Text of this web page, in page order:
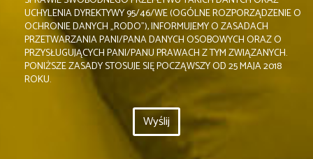
UCHYLENIA DYREKTYWY 95/46/WE (OGÓLNE ROZPORZĄDZENIE O
OCHRONIE DANYCH „RODO”), INFORMUJEMY O ZASADACH
PRZETWARZANIA PANI/PANA DANYCH OSOBOWYCH ORAZ O
PRZYSŁUGUJĄCYCH PANI/PANU PRAWACH Z TYM ZWIĄZANYCH.
PONIŻSZE ZASADY STOSUJE SIĘ POCZĄWSZY OD 25 MAJA 2018
ROKU.